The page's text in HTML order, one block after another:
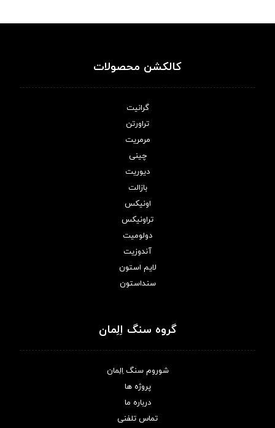
کالکشن محصولات
گرانیت
تراورتن
مرمریت
چینی
دیوریت
بازالت
اونیکس
تراونیکس
دولومیت
آندوزیت
لایم استون
سنداستون
گروه سنگ اِلِمان
شوروم سنگ اِلِمان
پروژه ها
درباره ما
تماس تلفنی